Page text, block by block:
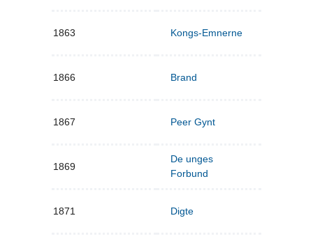
1863 Kongs-Emnerne
1866 Brand
1867 Peer Gynt
1869
De unges
Forbund
1871 Digte